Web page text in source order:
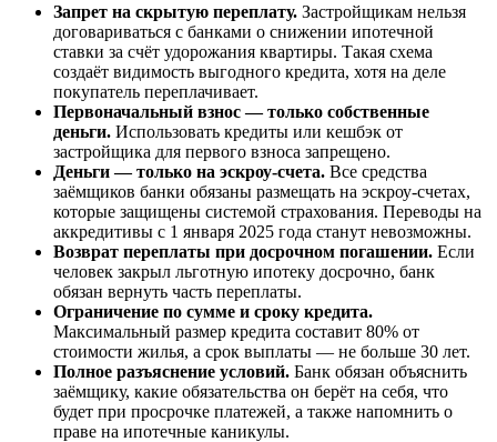
Запрет на скрытую переплату. Застройщикам нельзя
договариваться с банками о снижении ипотечной
ставки за счёт удорожания квартиры. Такая схема
создаёт видимость выгодного кредита, хотя на деле
покупатель переплачивает.
Первоначальный взнос — только собственные
деньги. Использовать кредиты или кешбэк от
застройщика для первого взноса запрещено.
Деньги — только на эскроу-счета. Все средства
заёмщиков банки обязаны размещать на эскроу-счетах,
которые защищены системой страхования. Переводы на
аккредитивы с 1 января 2025 года станут невозможны.
Возврат переплаты при досрочном погашении. Если
человек закрыл льготную ипотеку досрочно, банк
обязан вернуть часть переплаты.
Ограничение по сумме и сроку кредита.
Максимальный размер кредита составит 80% от
стоимости жилья, а срок выплаты — не больше 30 лет.
Полное разъяснение условий. Банк обязан объяснить
заёмщику, какие обязательства он берёт на себя, что
будет при просрочке платежей, а также напомнить о
праве на ипотечные каникулы.